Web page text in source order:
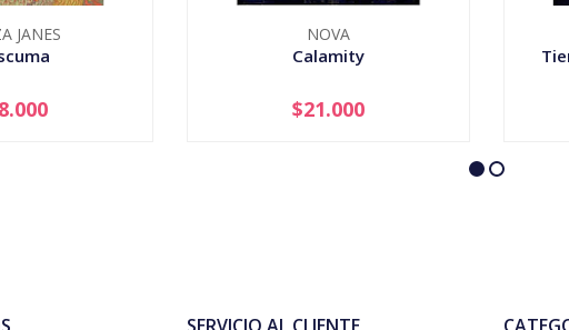
JANES
+
NOVA
Calamity
+
$21.000